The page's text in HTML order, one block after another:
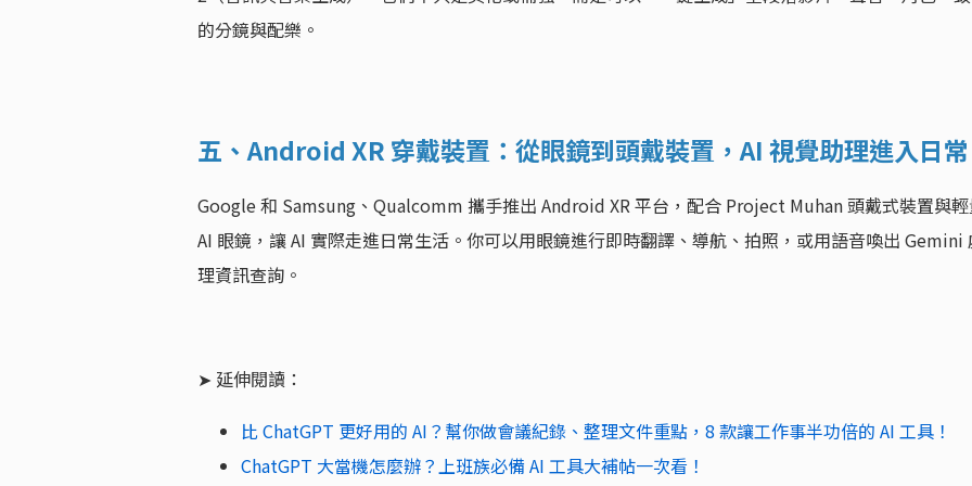
的分鏡與配樂。
五、Android XR 穿戴裝置：從眼鏡到頭戴裝置，AI 視覺助理進入日常
Google 和 Samsung、Qualcomm 攜手推出 Android XR 平台，配合 Project Muhan 頭戴式裝置與
AI 眼鏡，讓 AI 實際走進日常生活。你可以用眼鏡進行即時翻譯、導航、拍照，或用語音喚出 Gemini
理資訊查詢。
➤ 延伸閱讀：
比 ChatGPT 更好用的 AI？幫你做會議紀錄、整理文件重點，8 款讓工作事半功倍的 AI 工具！
ChatGPT 大當機怎麼辦？上班族必備 AI 工具大補帖一次看！